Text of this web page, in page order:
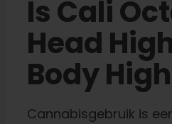
Is Cali
Head
Body
Cannabisgebruik is